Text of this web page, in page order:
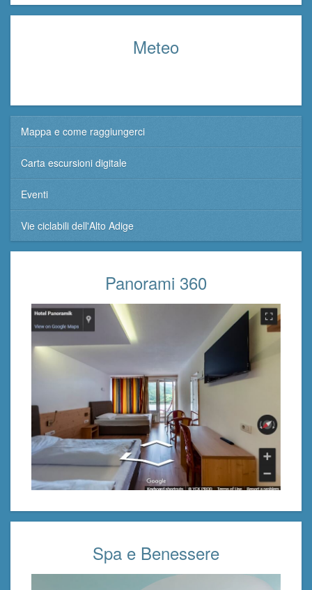
Meteo
Mappa e come raggiungerci
Carta escursioni digitale
Eventi
Vie ciclabili dell'Alto Adige
Panorami 360
Spa e Benessere